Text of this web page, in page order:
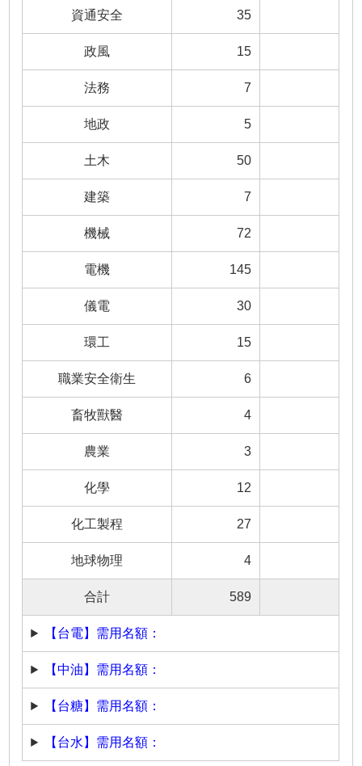
資通安全 35
政風 15
法務 7
地政 5
土木 50
建築 7
機械 72
電機 145
儀電 30
環工 15
職業安全衛生 6
畜牧獸醫 4
農業 3
化學 12
化工製程 27
地球物理 4
合計 589
【台電】需用名額：
【中油】需用名額：
【台糖】需用名額：
【台水】需用名額：